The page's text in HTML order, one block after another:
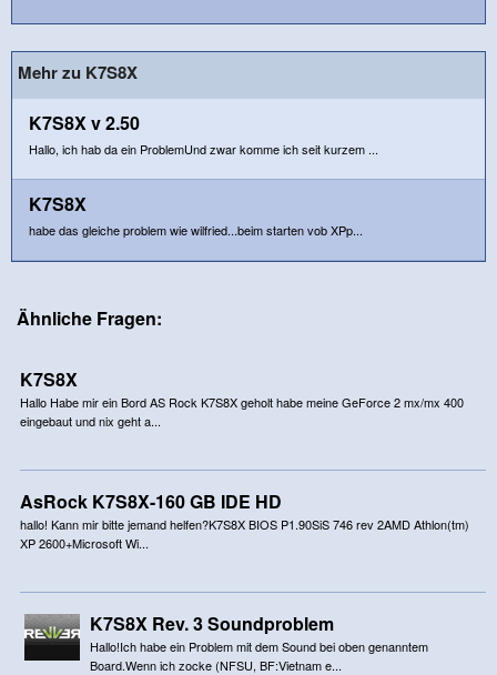
Mehr zu K7S8X
K7S8X v 2.50
Hallo, ich hab da ein ProblemUnd zwar komme ich seit kurzem ...
K7S8X
habe das gleiche problem wie wilfried...beim starten vob XPp...
Ähnliche Fragen:
K7S8X
Hallo Habe mir ein Bord AS Rock K7S8X geholt habe meine GeForce 2 mx/mx 400
eingebaut und nix geht a...
AsRock K7S8X-160 GB IDE HD
hallo! Kann mir bitte jemand helfen?K7S8X BIOS P1.90SiS 746 rev 2AMD Athlon(tm)
XP 2600+Microsoft Wi...
K7S8X Rev. 3 Soundproblem
Hallo!Ich habe ein Problem mit dem Sound bei oben genanntem
Board.Wenn ich zocke (NFSU, BF:Vietnam e...